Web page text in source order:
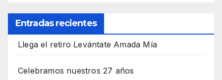
Entradas recientes
Llega el retiro Levántate Amada Mía
Celebramos nuestros 27 años